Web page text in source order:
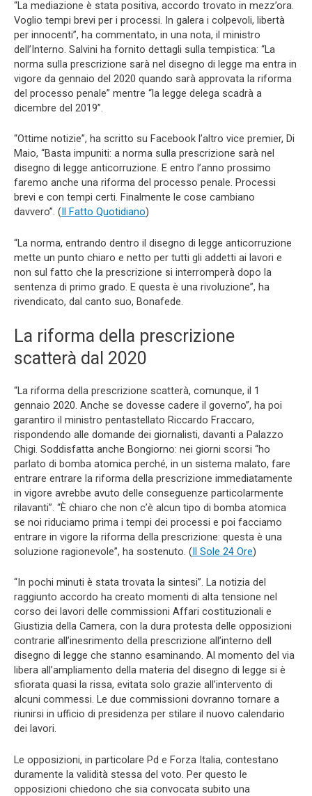
“La mediazione è stata positiva, accordo trovato in mezz’ora.
Voglio tempi brevi per i processi. In galera i colpevoli, libertà
per innocenti”, ha commentato, in una nota, il ministro
dell’Interno. Salvini ha fornito dettagli sulla tempistica: “La
norma sulla prescrizione sarà nel disegno di legge ma entra in
vigore da gennaio del 2020 quando sarà approvata la riforma
del processo penale” mentre “la legge delega scadrà a
dicembre del 2019”.
“Ottime notizie”, ha scritto su Facebook l’altro vice premier, Di
Maio, “Basta impuniti: a norma sulla prescrizione sarà nel
disegno di legge anticorruzione. E entro l’anno prossimo
faremo anche una riforma del processo penale. Processi
brevi e con tempi certi. Finalmente le cose cambiano
davvero”. ( Il Fatto Quotidiano)
“La norma, entrando dentro il disegno di legge anticorruzione
mette un punto chiaro e netto per tutti gli addetti ai lavori e
non sul fatto che la prescrizione si interromperà dopo la
sentenza di primo grado. E questa è una rivoluzione”, ha
rivendicato, dal canto suo, Bonafede.
La riforma della prescrizione
scatterà dal 2020
“La riforma della prescrizione scatterà, comunque, il 1
gennaio 2020. Anche se dovesse cadere il governo”, ha poi
garantiro il ministro pentastellato Riccardo Fraccaro,
rispondendo alle domande dei giornalisti, davanti a Palazzo
Chigi. Soddisfatta anche Bongiorno: nei giorni scorsi “ho
parlato di bomba atomica perché, in un sistema malato, fare
entrare entrare la riforma della prescrizione immediatamente
in vigore avrebbe avuto delle conseguenze particolarmente
rilavanti”. “È chiaro che non c’è alcun tipo di bomba atomica
se noi riduciamo prima i tempi dei processi e poi facciamo
entrare in vigore la riforma della prescrizione: questa è una
soluzione ragionevole”, ha sostenuto. (Il Sole 24 Ore)
“In pochi minuti è stata trovata la sintesi”. La notizia del
raggiunto accordo ha creato momenti di alta tensione nel
corso dei lavori delle commissioni Affari costituzionali e
Giustizia della Camera, con la dura protesta delle opposizioni
contrarie all’inesrimento della prescrizione all’interno dell
disegno di legge che stanno esaminando. Al momento del via
libera all’ampliamento della materia del disegno di legge si è
sfiorata quasi la rissa, evitata solo grazie all’intervento di
alcuni commessi. Le due commissioni dovranno tornare a
riunirsi in ufficio di presidenza per stilare il nuovo calendario
dei lavori.
Le opposizioni, in particolare Pd e Forza Italia, contestano
duramente la validità stessa del voto. Per questo le
opposizioni chiedono che sia convocata subito una